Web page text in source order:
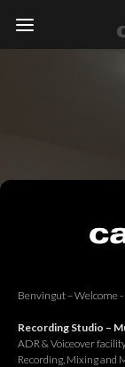
Benvingut – Welcome
Recording Studio –
ADR & Voiceover
Recording, Mixing and